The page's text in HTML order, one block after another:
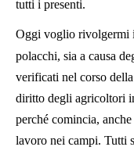
tutti i presenti.
Oggi voglio rivolgermi
polacchi, sia a causa
verificati nel corso
diritto degli agricoltori
perché comincia,
lavoro nei campi. Tutti